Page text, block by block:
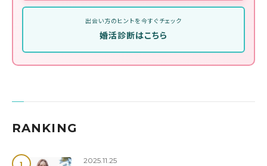
出会い方のヒントを今すぐチェック
婚活診断はこちら
RANKING
2025.11.25